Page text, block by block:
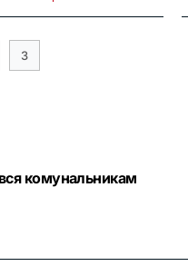
3
комунальникам